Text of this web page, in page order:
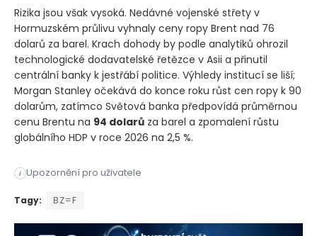
Rizika jsou však vysoká. Nedávné vojenské střety v
Hormuzském průlivu vyhnaly ceny ropy Brent nad 76
dolarů za barel. Krach dohody by podle analytiků ohrozil
technologické dodavatelské řetězce v Asii a přinutil
centrální banky k jestřábí politice. Výhledy institucí se liší;
Morgan Stanley očekává do konce roku růst cen ropy k 90
dolarům, zatímco Světová banka předpovídá průměrnou
cenu Brentu na 94 dolarů za barel a zpomalení růstu
globálního HDP v roce 2026 na 2,5 %.
i Upozornění pro uživatele
Globální ekonomika v druhé polovině roku 2026 závisí na
Tagy: BZ=F